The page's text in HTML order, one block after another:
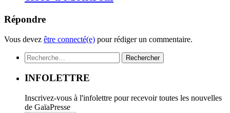
Répondre
Vous devez être connecté(e) pour rédiger un commentaire.
Rechercher :
INFOLETTRE
Inscrivez-vous à l'infolettre pour recevoir toutes les nouvelles
de GaïaPresse